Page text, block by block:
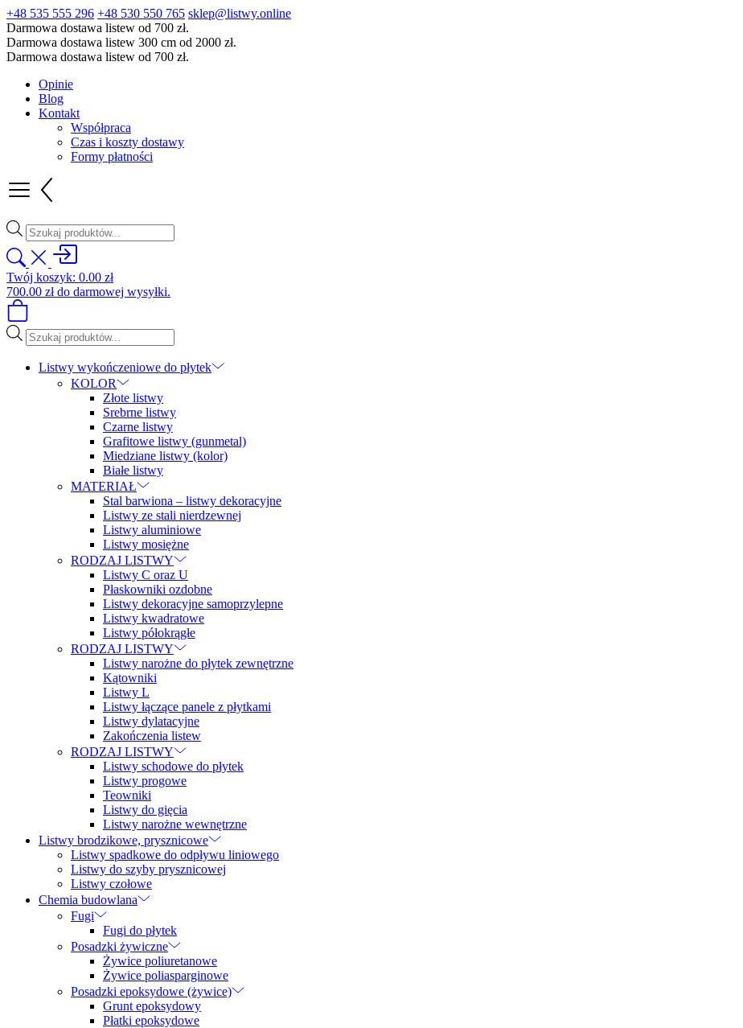
+48 535 555 296 +48 530 550 765 sklep@listwy.online
Darmowa dostawa listew od 700 zł.
Darmowa dostawa listew 300 cm od 2000 zł.
Darmowa dostawa listew od 700 zł.
Opinie
Blog
Kontakt
Współpraca
Czas i koszty dostawy
Formy płatności
Wyszukiwarka
produktów
Twój koszyk: 0.00 zł
700.00 złdo darmowej wysyłki.
Wyszukiwarka
produktów
Listwy wykończeniowe do płytek
KOLOR
Złote listwy
Srebrne listwy
Czarne listwy
Grafitowe listwy (gunmetal)
Miedziane listwy (kolor)
Białe listwy
MATERIAŁ
Stal barwiona – listwy dekoracyjne
Listwy ze stali nierdzewnej
Listwy aluminiowe
Listwy mosiężne
RODZAJ LISTWY
Listwy C oraz U
Płaskowniki ozdobne
Listwy dekoracyjne samoprzylepne
Listwy kwadratowe
Listwy półokrągłe
RODZAJ LISTWY
Listwy narożne do płytek zewnętrzne
Kątowniki
Listwy L
Listwy łączące panele z płytkami
Listwy dylatacyjne
Zakończenia listew
RODZAJ LISTWY
Listwy schodowe do płytek
Listwy progowe
Teowniki
Listwy do gięcia
Listwy narożne wewnętrzne
Listwy brodzikowe, prysznicowe
Listwy spadkowe do odpływu liniowego
Listwy do szyby prysznicowej
Listwy czołowe
Chemia budowlana
Fugi
Fugi do płytek
Posadzki żywiczne
Żywice poliuretanowe
Żywice poliasparginowe
Posadzki epoksydowe (żywice)
Grunt epoksydowy
Płatki epoksydowe